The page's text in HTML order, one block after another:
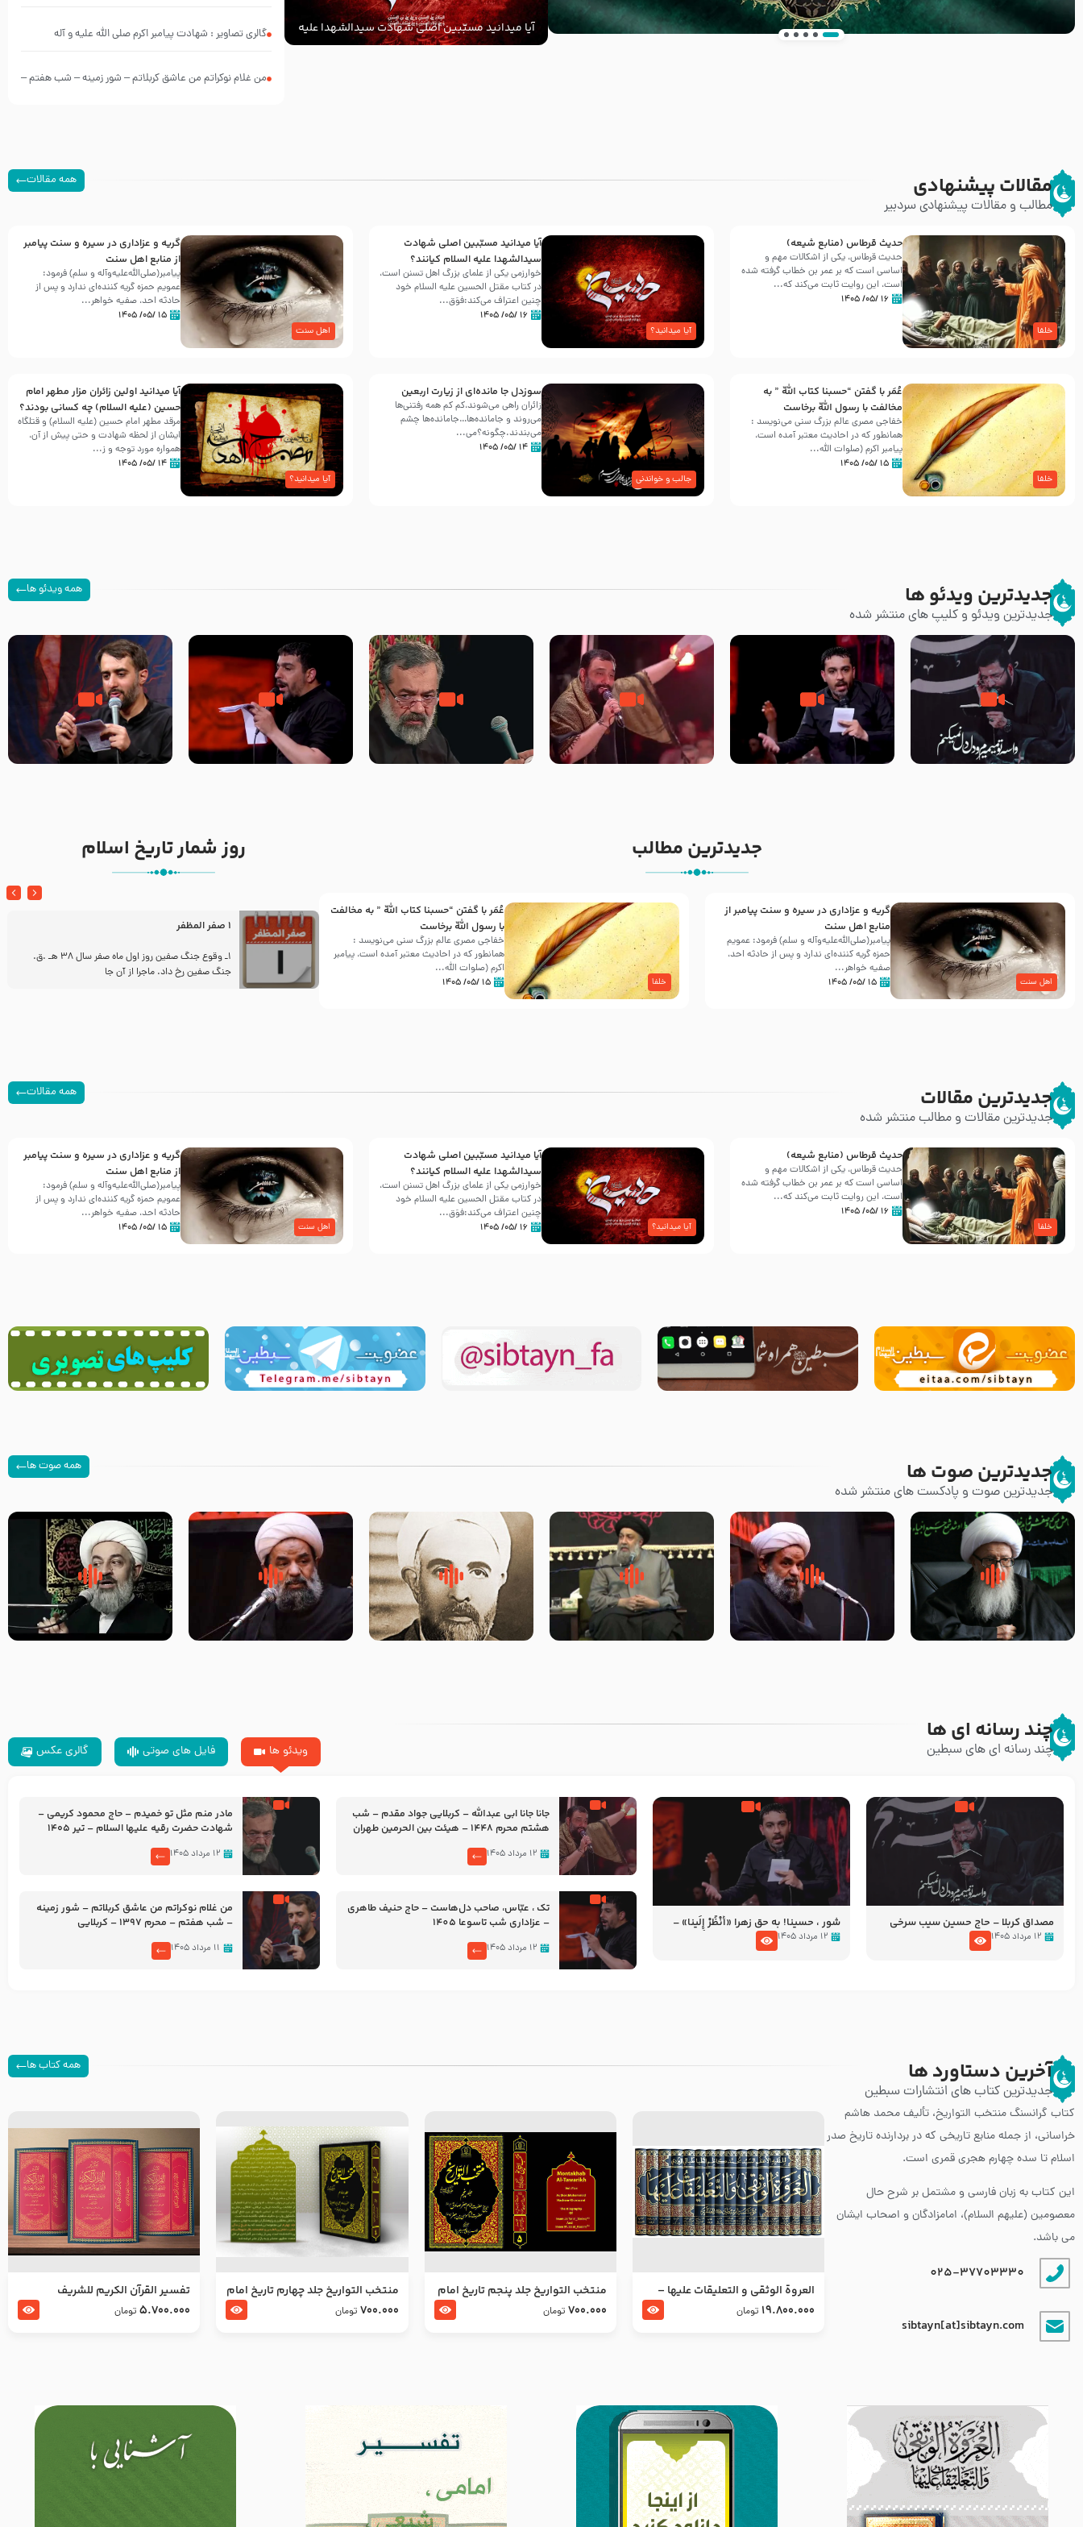
آیا میدانید مسبّبین اصلی شهادت سیدالشهدا علیه
‌السلام کیانند؟
گالری تصاویر : شهادت پیامبر اکرم صلی الله علیه و آله
من غلام نوکراتم من عاشق کربلاتم – شور زمینه – شب هفتم –
مقالات پیشنهادی
مطالب و مقالات پیشنهادی سردبیر
همه مقالات
خلفا
حدیث قرطاس (منابع شیعه)
حدیث قرطاس، یکی از اشکالات مهم و
اساسی است که بر عمر بن خطاب گرفته شده
است، این روایت ثابت می‌کند که...
۱۶ /۰۵/ ۱۴۰۵
آیا میدانید؟
آیا میدانید مسبّبین اصلی شهادت
سیدالشهدا علیه ‌السلام کیانند؟
خوارزمی یکی از علمای بزرگ اهل تسنن است،
در کتاب مقتل الحسین علیه ‌السلام خود
چنین اعتراف می‌کند:فوَق...
۱۶ /۰۵/ ۱۴۰۵
اهل سنت
گریه و عزاداری در سیره و سنت پیامبر
از منابع اهل سنت
پیامبر(صلی‌الله‌علیه‌وآله و سلم) فرمود:
عمویم حمزه گریه کننده‌ای ندارد و پس از
حادثه احد، صفیه خواهر...
۱۵ /۰۵/ ۱۴۰۵
خلفا
عُمَر با گفتن “حسبنا كتاب اللّه ” به
مخالفت با رسول اللّه برخاست
خفاجی مصری عالم بزرگ سنی می‌نویسد :
همانطور که در احادیث معتبر آمده است،
پیامبر اکرم (صلوات اللّه...
۱۵ /۰۵/ ۱۴۰۵
جالب و خواندنی
سوزدل جا مانده‌ای از زیارت اربعین
زائران راهی می‌شوند،کم‌ کم همه رفتنی‌ها
می‌روند و جامانده‌ها…جامانده‌ها چشم
می‌بندند.چگونه؟می‌...
۱۴ /۰۵/ ۱۴۰۵
آیا میدانید؟
آیا میدانید اولین زائران مزار مطهر امام
حسین (علیه السلام) چه کسانی بودند؟
مرقد مطهر امام حسین (علیه السلام) و قتلگاه
ایشان از لحظه شهادت و حتی پیش از آن،
همواره مورد توجه و ز...
۱۴ /۰۵/ ۱۴۰۵
جدیدترین ویدئو ها
جدیدترین ویدئو و کلیپ های منتشر شده
همه ویدئو ها
مصداق کربلا – حاج حسین سیب
شور ، حسینا! به‌ حق زهرا «أُنْظُرْ
إِلَینا» – عزاداری شب هفتم ماه
جانا جانا ابی عبدالله – کربلایی
جواد مقدم – شب هشتم محرم
مادر منم مثل تو خمیدم – حاج
محمود کریمی – شهادت حضرت
تک ، عبّاس، صاحب دل‌هاست –
حاج حنیف طاهری – عزاداری شب
من غلام نوکراتم من عاشق
کربلاتم – شور زمینه – شب هفتم
جدیدترین مطالب
اهل سنت
گریه و عزاداری در سیره و سنت پیامبر از
منابع اهل سنت
پیامبر(صلی‌الله‌علیه‌وآله و سلم) فرمود: عمویم
حمزه گریه کننده‌ای ندارد و پس از حادثه احد،
صفیه خواهر...
۱۵ /۰۵/ ۱۴۰۵ خلفا
عُمَر با گفتن “حسبنا كتاب اللّه ” به مخالفت
با رسول اللّه برخاست
خفاجی مصری عالم بزرگ سنی می‌نویسد :
همانطور که در احادیث معتبر آمده است، پیامبر
اکرم (صلوات اللّه...
۱۵ /۰۵/ ۱۴۰۵
روز شمار تاریخ اسلام
30 صفر المظفر
شهادت حضرت علی بن موسی الرضا (علیه السلام) در روز
آخـر صفر سـال 203 هـ .ق. هشـتمین اختر تابناک امامت
1 صفر المظفر
1ـ وقوع جنگ صفین روز اول ماه صفر سال 38 هـ .ق.
جنگ صفین رخ داد. ماجرا از آن جا
جدیدترین مقالات
جدیدترین مقالات و مطالب منتشر شده
همه مقالات
خلفا
حدیث قرطاس (منابع شیعه)
حدیث قرطاس، یکی از اشکالات مهم و
اساسی است که بر عمر بن خطاب گرفته شده
است، این روایت ثابت می‌کند که...
۱۶ /۰۵/ ۱۴۰۵
آیا میدانید؟
آیا میدانید مسبّبین اصلی شهادت
سیدالشهدا علیه ‌السلام کیانند؟
خوارزمی یکی از علمای بزرگ اهل تسنن است،
در کتاب مقتل الحسین علیه ‌السلام خود
چنین اعتراف می‌کند:فوَق...
۱۶ /۰۵/ ۱۴۰۵ اهل سنت
گریه و عزاداری در سیره و سنت پیامبر
از منابع اهل سنت
پیامبر(صلی‌الله‌علیه‌وآله و سلم) فرمود:
عمویم حمزه گریه کننده‌ای ندارد و پس از
حادثه احد، صفیه خواهر...
۱۵ /۰۵/ ۱۴۰۵
جدیدترین صوت ها
جدیدترین صوت و پادکست های منتشر شده
همه صوت ها
زوّار اربعین امام حسین (علیه
السلام) با این اشتیاق به زیارت
روضه جانسوز پاره های جگر امام
حسن مجتبی علیه السلام-حجت
لقب حضرت رقیه سلام الله علیها
به چه معناست – حجت الاسلام
روضه‌ی مجلس یزید ملعون و
اسارت اهل‌بیت علیهم‌السلام –
سلام جوانی که امام حسین علیه
السلام خودش جوابش را دادند
زیارتی که اسباب رزق زیاد و عمر
طولانی است حجت السلام حسین
چند رسانه ای ها
چند رسانه ای های سبطین ویدئو ها فایل های صوتی گالری عکس
مصداق کربلا – حاج حسین سیب سرخی
۱۲ مرداد ۱۴۰۵
شور ، حسینا! به‌ حق زهرا «أُنْظُرْ إِلَینا» –
عزاداری شب هفتم ماه محرّم 1405
۱۲ مرداد ۱۴۰۵
جانا جانا ابی عبدالله – کربلایی جواد مقدم – شب
هشتم محرم 1448 – هیئت بین الحرمین طهران
۱۲ مرداد ۱۴۰۵
مادر منم مثل تو خمیدم – حاج محمود کریمی –
شهادت حضرت رقیه علیها السلام – تیر ۱۴۰۵
۱۲ مرداد ۱۴۰۵
تک ، عبّاس، صاحب دل‌هاست – حاج حنیف طاهری
– عزاداری شب تاسوعا 1405
۱۲ مرداد ۱۴۰۵
من غلام نوکراتم من عاشق کربلاتم – شور زمینه
– شب هفتم – محرم 1397 – کربلایی
۱۱ مرداد ۱۴۰۵
آخرین دستاورد ها
جدیدترین کتاب های انتشارات سبطین
همه کتاب ها
کتاب گرانسنگ منتخب التواريخ، تألیف محمد هاشم
خراسانی، از جمله منابع تاریخی که در بردارنده تاریخ صدر
اسلام تا سده چهارم هجری قمری است.
این کتاب به زبان فارسی و مشتمل بر شرح حال
معصومین (علیهم السلام)، امامزادگان و اصحاب ایشان
می باشد.
025-37703330
sibtayn[at]sibtayn.com
العروة الوثقى و التعليقات عليها –
طرح جدید
19.800.000 تومان
منتخب التواریخ جلد پنجم تاریخ امام
جعفر صادق و امام موسی بن جعفر
700.000 تومان
منتخب التواریخ جلد چهارم تاریخ امام
زین العابدین و امام محمد باقر
700.000 تومان
تفسير القرآن الكريم للشريف
المرتضي قدس سرّه
5.700.000 تومان